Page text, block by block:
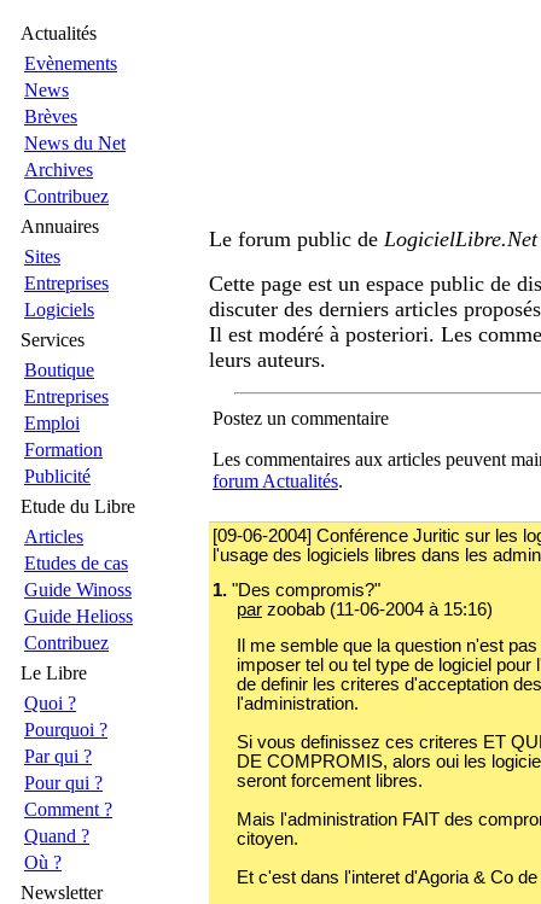
Actualités
Evènements
News
Brèves
News du Net
Archives
Contribuez
Annuaires
Sites
Entreprises
Logiciels
Services
Boutique
Entreprises
Emploi
Formation
Publicité
Etude du Libre
Articles
Etudes de cas
Guide Winoss
Guide Helioss
Contribuez
Le Libre
Quoi ?
Pourquoi ?
Par qui ?
Pour qui ?
Comment ?
Quand ?
Où ?
Newsletter
Le forum public de LogicielLibre.Net
Cette page est un espace public de
discuter des derniers articles
Il est modéré à posteriori. Les
leurs auteurs.
Postez un commentaire
Les commentaires aux articles peuvent
forum Actualités.
[09-06-2004] Conférence Juritic sur les
l'usage des logiciels libres dans les
1. "Des compromis?"
par zoobab (11-06-2004 à 15:16)
Il me semble que la question n'est
imposer tel ou tel type de logiciel pour
de definir les criteres d'acceptation
l'administration.
Si vous definissez ces criteres ET
DE COMPROMIS, alors oui les
seront forcement libres.
Mais l'administration FAIT des
citoyen.
Et c'est dans l'interet d'Agoria & Co